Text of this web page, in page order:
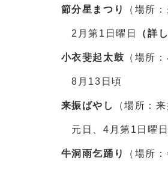
節分星まつり （場所
2月第1日曜日 （詳
小衣斐起太鼓 （場所
8月13日頃
来振ばやし （場所：
元日、4月第1日曜日
牛洞雨乞踊り （場所